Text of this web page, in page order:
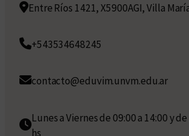
Entre Ríos 1421, X5900AGI, Villa
+543534648245
contacto@eduvim.unvm.edu.ar
Lunes a Viernes de 09:00 a 14:00 y
hs